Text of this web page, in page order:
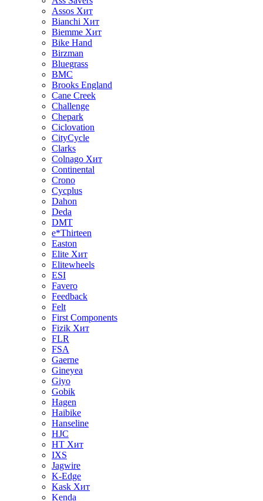
Assos Хит
Bianchi Хит
Biemme Хит
Bike Hand
Birzman
Bluegrass
BMC
Brooks England
Cane Creek
Challenge
Chepark
Ciclovation
CityCycle
Clarks
Colnago Хит
Continental
Crono
Cycplus
Dahon
Deda
DMT
e*Thirteen
Easton
Elite Хит
Elitewheels
ESI
Favero
Feedback
Felt
First Components
Fizik Хит
FLR
FSA
Gaerne
Gineyea
Giyo
Gobik
Hagen
Haibike
Hanseline
HJC
HT Хит
IXS
Jagwire
K-Edge
Kask Хит
Kenda